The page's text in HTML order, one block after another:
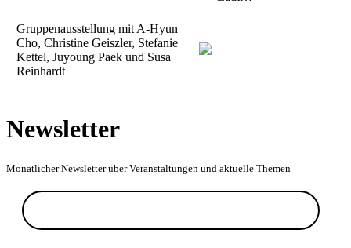
Gruppenausstellung mit A-Hyun
Cho, Christine Geiszler, Stefanie
Kettel, Juyoung Paek und Susa
Reinhardt
Newsletter
Monatlicher Newsletter über Veranstaltungen und aktuelle Themen